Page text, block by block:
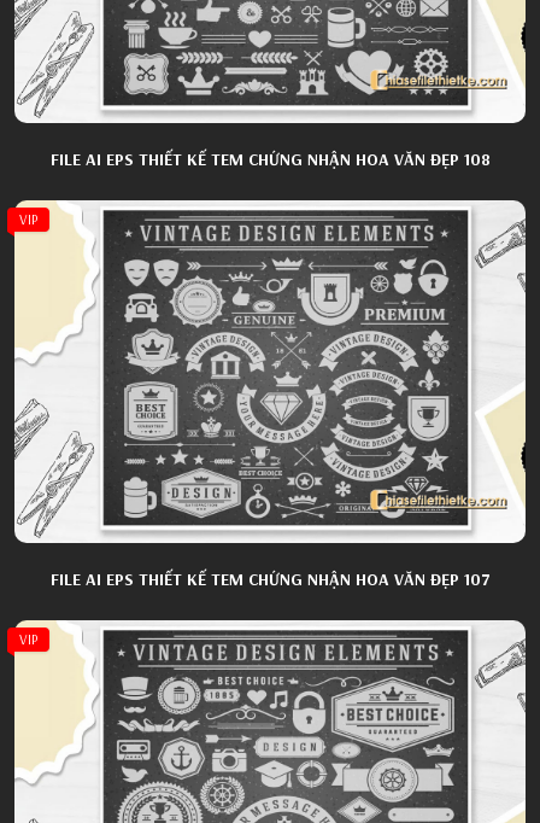
FILE AI EPS THIẾT KẾ TEM CHỨNG NHẬN HOA VĂN ĐẸP 108
VIP
FILE AI EPS THIẾT KẾ TEM CHỨNG NHẬN HOA VĂN ĐẸP 107
VIP